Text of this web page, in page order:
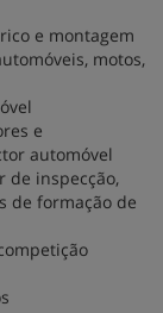
e montagem
motos,
e
automóvel
de inspecção,
de formação de